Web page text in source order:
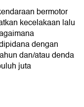
bermotor
kecelakaan lalu
dengan
dan/atau denda
juta